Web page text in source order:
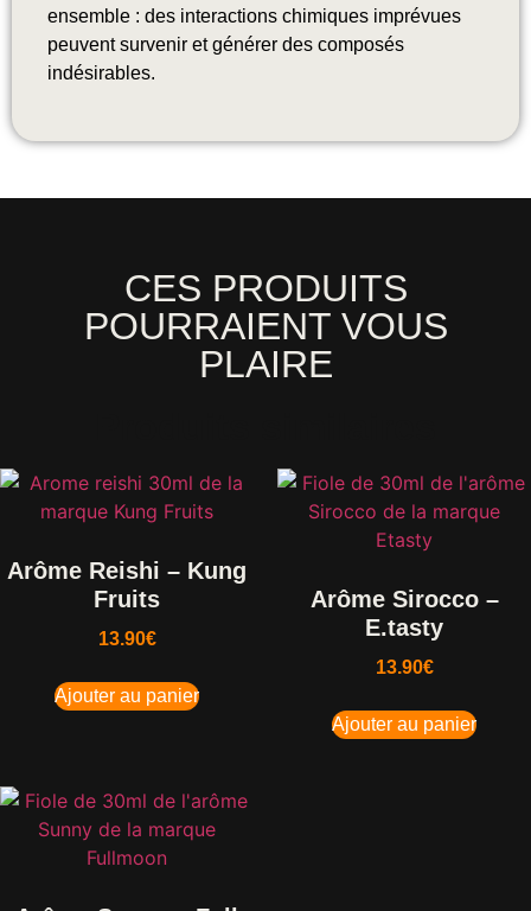
ensemble : des interactions chimiques imprévues
peuvent survenir et générer des composés
indésirables.
CES PRODUITS
POURRAIENT VOUS
PLAIRE
Arôme Reishi – Kung
Fruits
13.90€
Ajouter au panier
Arôme Sirocco –
E.tasty
13.90€
Ajouter au panier